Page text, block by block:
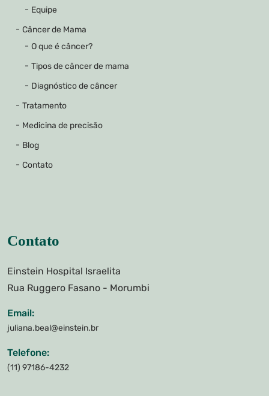
Equipe
Câncer de Mama
O que é câncer?
Tipos de câncer de mama
Diagnóstico de câncer
Tratamento
Medicina de precisão
Blog
Contato
Contato
Einstein Hospital Israelita
Rua Ruggero Fasano - Morumbi
Email:
juliana.beal@einstein.br
Telefone:
(11) 97186-4232